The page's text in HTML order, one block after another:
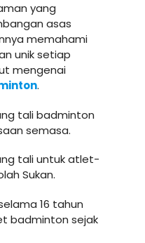
yang
asas
memahami
unik setiap
mengenai
.
tali badminton
semasa.
tali untuk atlet-
Sukan.
16 tahun
badminton sejak